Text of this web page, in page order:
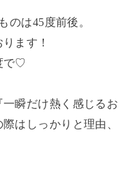
のは45度前後。
ます！
で♡
瞬だけ熱く感じるお
はしっかりと理由、